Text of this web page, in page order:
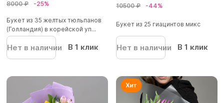
8000 ₽ -25%
Букет из 35 желтых тюльпанов
(Голландия) в корейской уп...
Нет в наличии В 1 клик
10500 ₽ -44%
Букет из 25 гиацинтов микс
Нет в наличии В 1 клик